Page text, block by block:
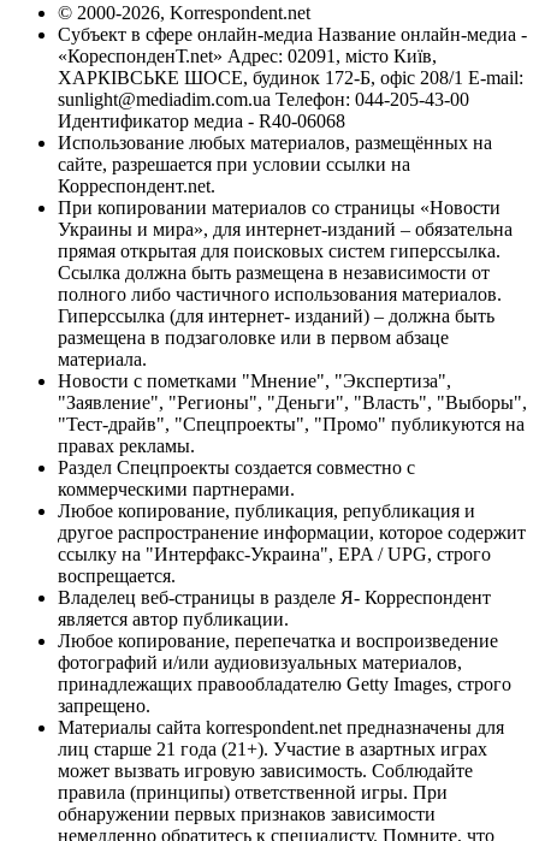
© 2000-2026, Korrespondent.net
Субъект в сфере онлайн-медиа Название онлайн-медиа -
«КореспонденТ.net» Адрес: 02091, місто Київ,
ХАРКІВСЬКЕ ШОСЕ, будинок 172-Б, офіс 208/1 E-mail:
sunlight@mediadim.com.ua Телефон: 044-205-43-00
Идентификатор медиа - R40-06068
Использование любых материалов, размещённых на
сайте, разрешается при условии ссылки на
Корреспондент.net.
При копировании материалов со страницы «Новости
Украины и мира», для интернет-изданий – обязательна
прямая открытая для поисковых систем гиперссылка.
Ссылка должна быть размещена в независимости от
полного либо частичного использования материалов.
Гиперссылка (для интернет- изданий) – должна быть
размещена в подзаголовке или в первом абзаце
материала.
Новости с пометками "Мнение", "Экспертиза",
"Заявление", "Регионы", "Деньги", "Власть", "Выборы",
"Тест-драйв", "Спецпроекты", "Промо" публикуются на
правах рекламы.
Раздел Спецпроекты создается совместно с
коммерческими партнерами.
Любое копирование, публикация, републикация и
другое распространение информации, которое содержит
ссылку на "Интерфакс-Украина", EPA / UPG, строго
воспрещается.
Владелец веб-страницы в разделе Я- Корреспондент
является автор публикации.
Любое копирование, перепечатка и воспроизведение
фотографий и/или аудиовизуальных материалов,
принадлежащих правообладателю Getty Images, строго
запрещено.
Материалы сайта korrespondent.net предназначены для
лиц старше 21 года (21+). Участие в азартных играх
может вызвать игровую зависимость. Соблюдайте
правила (принципы) ответственной игры. При
обнаружении первых признаков зависимости
немедленно обратитесь к специалисту. Помните, что